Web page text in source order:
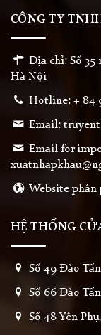
CÔNG TY
Địa chỉ: Số 35
Hà Nội
Hotline: + 84
Email:
Email for
Website
HỆ THỐNG
Số 49 Đào
Số 66 Đào
Số 48 Yên